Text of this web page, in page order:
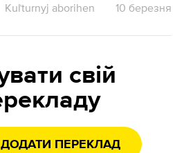
Kuľturnyj aborihen 10 березня
свій
ПЕРЕКЛАД